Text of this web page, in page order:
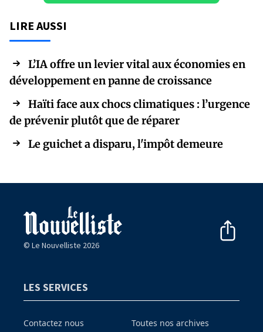
LIRE AUSSI
L’IA offre un levier vital aux économies en
développement en panne de croissance
Haïti face aux chocs climatiques : l’urgence
de prévenir plutôt que de réparer
Le guichet a disparu, l'impôt demeure
© Le Nouvelliste 2026
LES SERVICES
Contactez nous Toutes nos archives